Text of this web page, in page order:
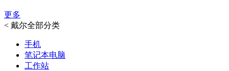
更多
< 戴尔全部分类
手机
笔记本电脑
工作站